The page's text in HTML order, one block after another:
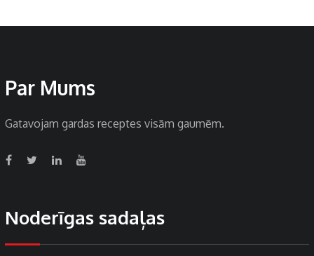
Par Mums
Gatavojam gardas receptes visām gaumēm.
Noderīgas sadaļas